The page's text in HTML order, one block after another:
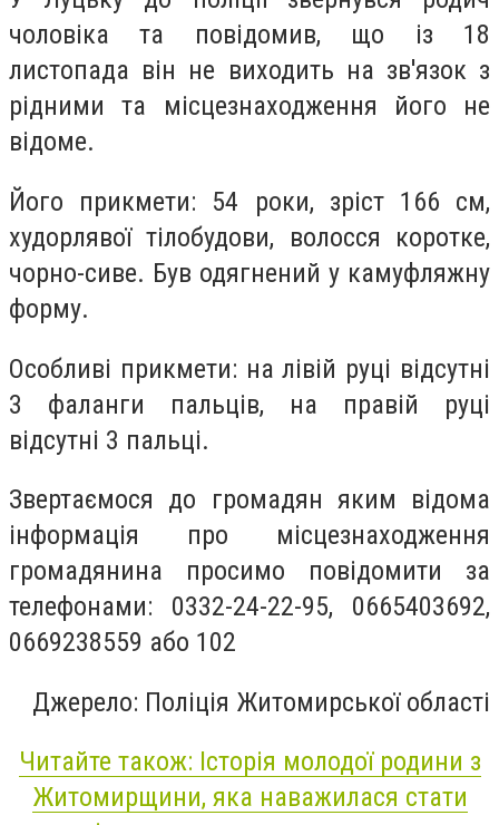
чоловіка та повідомив, що із 18
листопада він не виходить на зв'язок з
рідними та місцезнаходження його не
відоме.
Його прикмети: 54 роки, зріст 166 см,
худорлявої тілобудови, волосся коротке,
чорно-сиве. Був одягнений у камуфляжну
форму.
Особливі прикмети: на лівій руці відсутні
3 фаланги пальців, на правій руці
відсутні 3 пальці.
Звертаємося до громадян яким відома
інформація про місцезнаходження
громадянина просимо повідомити за
телефонами: 0332-24-22-95, 0665403692,
0669238559 або 102
Джерело: Поліція Житомирської області
Читайте також: Історія молодої родини з
Житомирщини, яка наважилася стати